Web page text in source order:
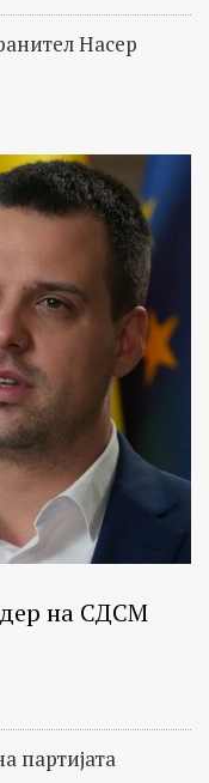
Насер
на СДСМ
партијата